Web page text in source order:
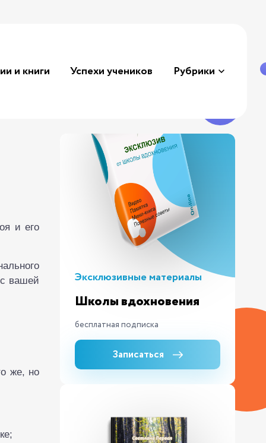
и книги Успехи учеников Рубрики
и его
вашей
же, но
Эксклюзивные материалы
Школы вдохновения
бесплатная подписка
Записаться